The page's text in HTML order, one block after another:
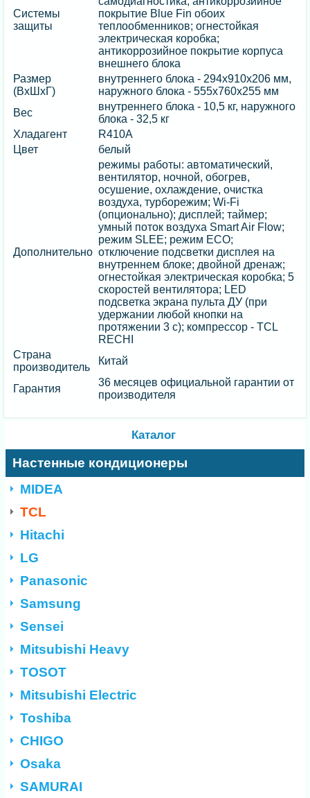
Системы
защиты
покрытие Blue Fin обоих
теплообменников; огнестойкая
электрическая коробка;
антикоррозийное покрытие корпуса
внешнего блока
Размер
(ВхШхГ)
внутреннего блока - 294х910х206 мм,
наружного блока - 555х760х255 мм
Вес
внутреннего блока - 10,5 кг, наружного
блока - 32,5 кг
Хладагент
R410A
Цвет
белый
Дополнительно
режимы работы: автоматический,
вентилятор, ночной, обогрев,
осушение, охлаждение, очистка
воздуха, турборежим; Wi-Fi
(опционально); дисплей; таймер;
умный поток воздуха Smart Air Flow;
режим SLEE; режим ECO;
отключение подсветки дисплея на
внутреннем блоке; двойной дренаж;
огнестойкая электрическая коробка; 5
скоростей вентилятора; LED
подсветка экрана пульта ДУ (при
удержании любой кнопки на
протяжении 3 с); компрессор - TCL
RECHI
Страна
производитель
Китай
Гарантия
36 месяцев официальной гарантии от
производителя
Каталог
Настенные кондиционеры
MIDEA
TCL
Hitachi
LG
Panasonic
Samsung
Sensei
Mitsubishi Heavy
TOSOT
Mitsubishi Electric
Toshiba
CHIGO
Osaka
SAMURAI